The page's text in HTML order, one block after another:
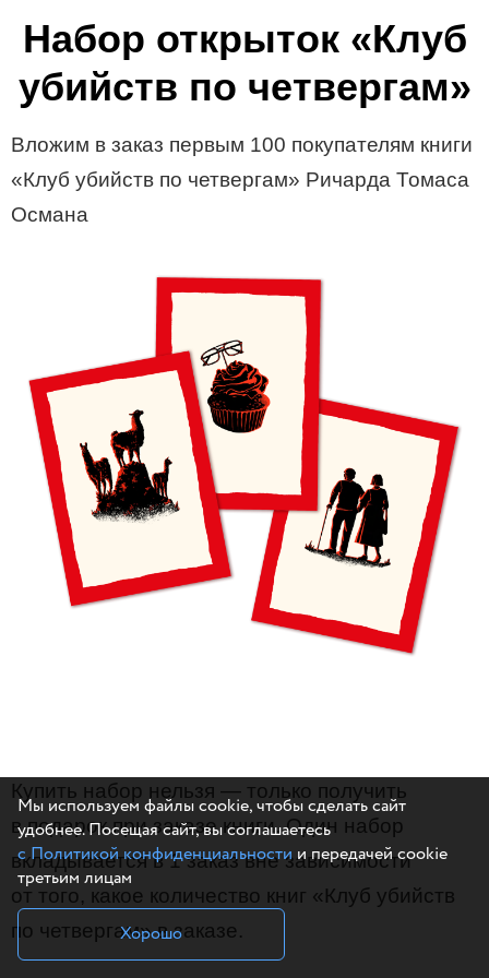
Набор открыток «Клуб
убийств по четвергам»
Вложим в заказ первым 100 покупателям книги
«Клуб убийств по четвергам» Ричарда Томаса
Османа
Купить набор нельзя — только получить
в подарок при заказе книги. Один набор
вкладывается в 1 заказ вне зависимости
от того, какое количество книг «Клуб убийств
по четвергам» в заказе.
Мы используем файлы cookie, чтобы сделать сайт
удобнее. Посещая сайт, вы соглашаетесь
с Политикой конфиденциальностии передачей cookie
третьим лицам
Хорошо